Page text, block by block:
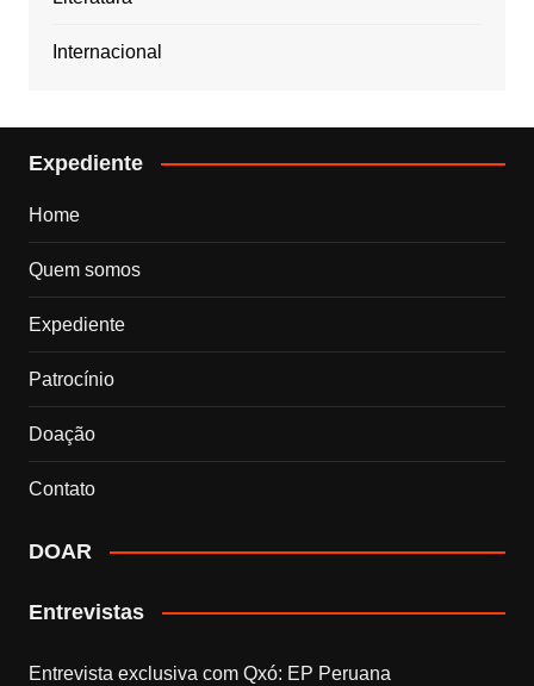
Internacional
Expediente
Home
Quem somos
Expediente
Patrocínio
Doação
Contato
DOAR
Entrevistas
Entrevista exclusiva com Qxó: EP Peruana